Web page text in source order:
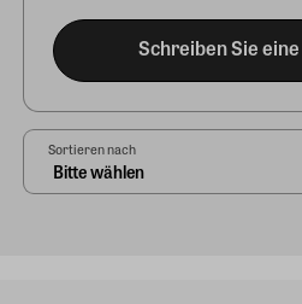
Schreiben Sie
Sortieren nach